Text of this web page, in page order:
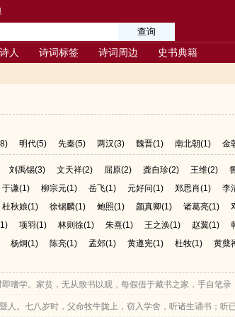
人 诗词标签 诗词周边
史书典籍
明代(5) 先秦(5) 两汉(3) 魏晋(1) 南北朝(1) 金
刘禹锡(3) 文天祥(2) 屈原(2) 龚自珍(2) 王维(2)
于谦(1) 柳宗元(1) 岳飞(1) 元好问(1) 郑思肖(1) 李
杜秋娘(1) 徐锡麟(1) 鲍照(1) 颜真卿(1) 诸葛亮(1)
项羽(1) 林则徐(1) 朱熹(1) 王之涣(1) 赵翼(1)
杨炯(1) 陈亮(1) 孟郊(1) 黄遵宪(1) 杜牧(1) 黄蘖
即嗜学。家贫，无从致书以观，每假借于藏书之家，手自笔录
之，不敢稍逾约。以是人多以书假余，余因得遍观群书。既
人。七八岁时，父命牧牛陇上，窃入学舍，听诸生诵书；听